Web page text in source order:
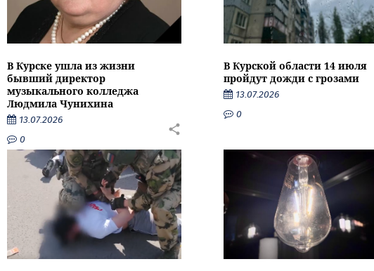
В Курске ушла из жизни
бывший директор
музыкального колледжа
Людмила Чунихина
13.07.2026
0
В Курской области 14 июля
пройдут дожди с грозами
13.07.2026
0